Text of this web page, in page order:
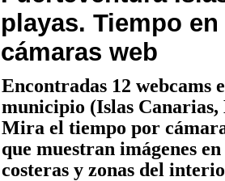
playas. Tiempo
cámaras web
Encontradas 12 webcams
municipio (Islas Canarias,
Mira el tiempo por
que muestran imágenes
costeras y zonas del